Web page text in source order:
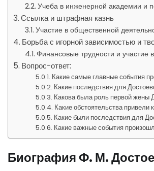
Учеба в инженерной академии и
Ссылка и штрафная казнь
Участие в общественной
Борьба с игорной зависимостью и
Финансовые трудности и участие
Вопрос-ответ:
Какие самые главные события
Какие последствия для
Какова была роль первой жены
Какие обстоятельства привели
Какие были последствия для
Какие важные события
Биография Ф. М.